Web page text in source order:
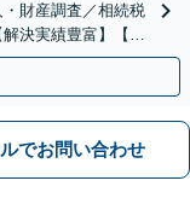
財産調査／相続税
決実績豊富】【電
でお問い合わせ